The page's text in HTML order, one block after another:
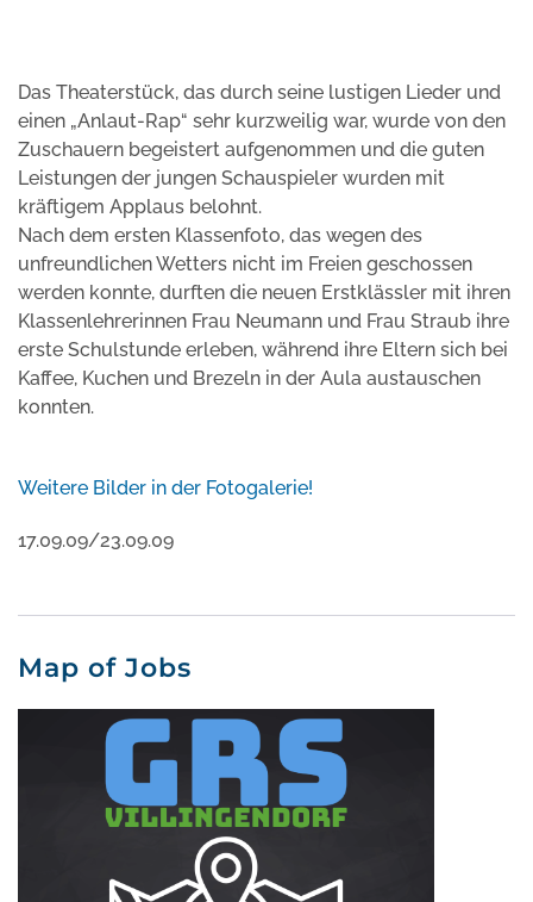
Das Theaterstück, das durch seine lustigen Lieder und
einen „Anlaut-Rap“ sehr kurzweilig war, wurde von den
Zuschauern begeistert aufgenommen und die guten
Leistungen der jungen Schauspieler wurden mit
kräftigem Applaus belohnt.
Nach dem ersten Klassenfoto, das wegen des
unfreundlichen Wetters nicht im Freien geschossen
werden konnte, durften die neuen Erstklässler mit ihren
Klassenlehrerinnen Frau Neumann und Frau Straub ihre
erste Schulstunde erleben, während ihre Eltern sich bei
Kaffee, Kuchen und Brezeln in der Aula austauschen
konnten.
Weitere Bilder in der Fotogalerie!
17.09.09/23.09.09
Map of Jobs